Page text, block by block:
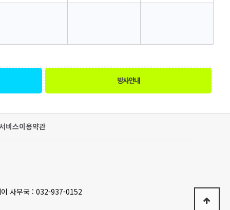
방사안내
비스이용약관
사무국 : 032-937-0152